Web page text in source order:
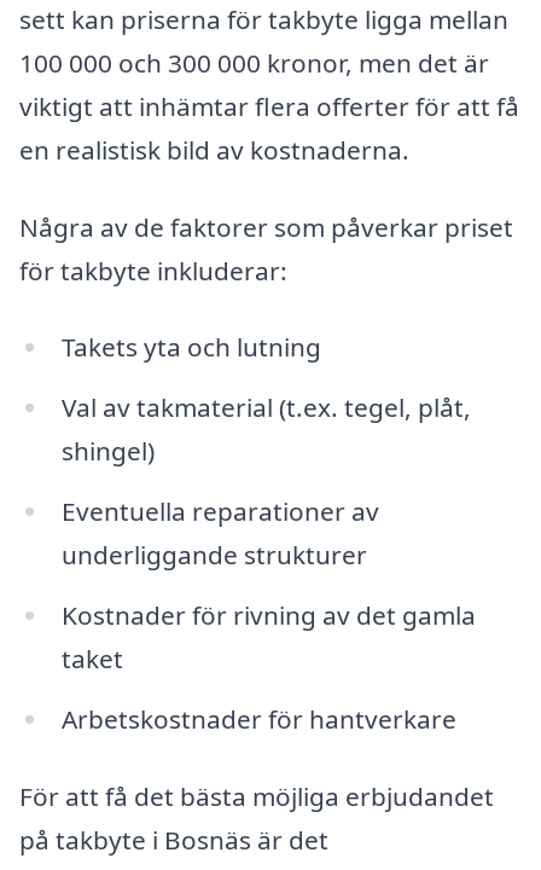
sett kan priserna för takbyte ligga mellan
100 000 och 300 000 kronor, men det är
viktigt att inhämtar flera offerter för att få
en realistisk bild av kostnaderna.
Några av de faktorer som påverkar priset
för takbyte inkluderar:
Takets yta och lutning
Val av takmaterial (t.ex. tegel, plåt,
shingel)
Eventuella reparationer av
underliggande strukturer
Kostnader för rivning av det gamla
taket
Arbetskostnader för hantverkare
För att få det bästa möjliga erbjudandet
på takbyte i Bosnäs är det